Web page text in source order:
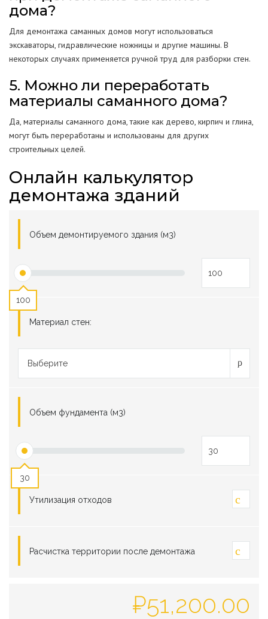
дома?
Для демонтажа саманных домов могут использоваться
экскаваторы, гидравлические ножницы и другие машины. В
некоторых случаях применяется ручной труд для разборки стен.
5. Можно ли переработать
материалы саманного дома?
Да, материалы саманного дома, такие как дерево, кирпич и глина,
могут быть переработаны и использованы для других
строительных целей.
Онлайн калькулятор
демонтажа зданий
Объем демонтируемого здания (м3)
100
Материал стен:
Выберите
Объем фундамента (м3)
30
Утилизация отходов
Расчистка территории после демонтажа
₽51,200.00